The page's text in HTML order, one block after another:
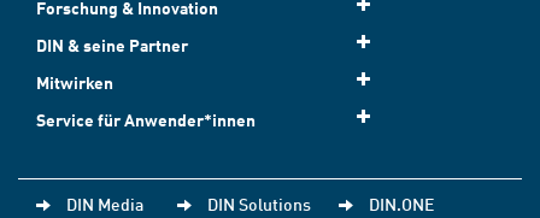
Forschung & Innovation
DIN & seine Partner
Mitwirken
Service für Anwender*innen
DIN Media DIN Solutions DIN.ONE